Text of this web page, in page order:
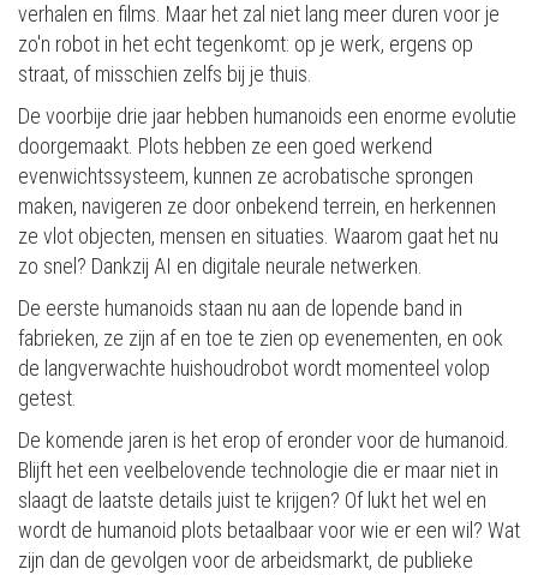
verhalen en films. Maar het zal niet lang meer duren voor je
zo'n robot in het echt tegenkomt: op je werk, ergens op
straat, of misschien zelfs bij je thuis.
De voorbije drie jaar hebben humanoids een enorme evolutie
doorgemaakt. Plots hebben ze een goed werkend
evenwichtssysteem, kunnen ze acrobatische sprongen
maken, navigeren ze door onbekend terrein, en herkennen
ze vlot objecten, mensen en situaties. Waarom gaat het nu
zo snel? Dankzij AI en digitale neurale netwerken.
De eerste humanoids staan nu aan de lopende band in
fabrieken, ze zijn af en toe te zien op evenementen, en ook
de langverwachte huishoudrobot wordt momenteel volop
getest.
De komende jaren is het erop of eronder voor de humanoid.
Blijft het een veelbelovende technologie die er maar niet in
slaagt de laatste details juist te krijgen? Of lukt het wel en
wordt de humanoid plots betaalbaar voor wie er een wil? Wat
zijn dan de gevolgen voor de arbeidsmarkt, de publieke